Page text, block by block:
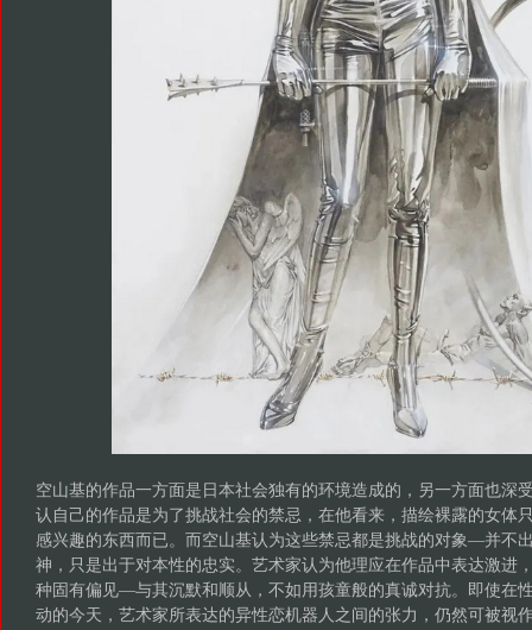
空山基的作品一方面是日本社会独有的环境造成的，另一方面也深
认自己的作品是为了挑战社会的禁忌，在他看来，描绘裸露的女体
感兴趣的东西而已。而空山基认为这些禁忌都是挑战的对象—并不
神，只是出于对本性的忠实。艺术家认为他理应在作品中表达激进
种固有偏见—与其沉默和顺从，不如用孩童般的真诚对抗。即使在
动的今天，艺术家所表达的异性恋机器人之间的张力，仍然可被视